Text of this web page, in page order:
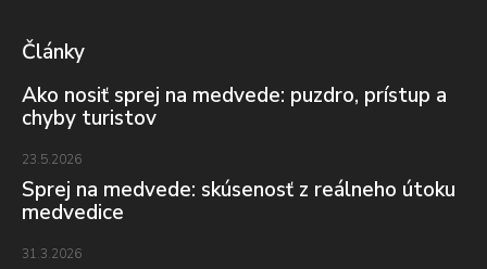
Články
Ako nosiť sprej na medvede: puzdro, prístup a
chyby turistov
23.5.2026
Sprej na medvede: skúsenosť z reálneho útoku
medvedice
31.3.2026